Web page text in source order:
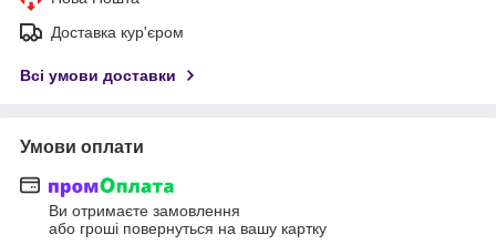
Доставка кур'єром
Всі умови доставки
Умови оплати
Ви отримаєте замовлення
або гроші повернуться на вашу картку